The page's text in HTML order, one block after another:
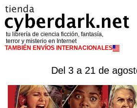
tu librería de ciencia ficción, fantasía,
terror y misterio en Internet
TAMBIÉN ENVÍOS INTERNACIONALES
Del 3 a 21 de